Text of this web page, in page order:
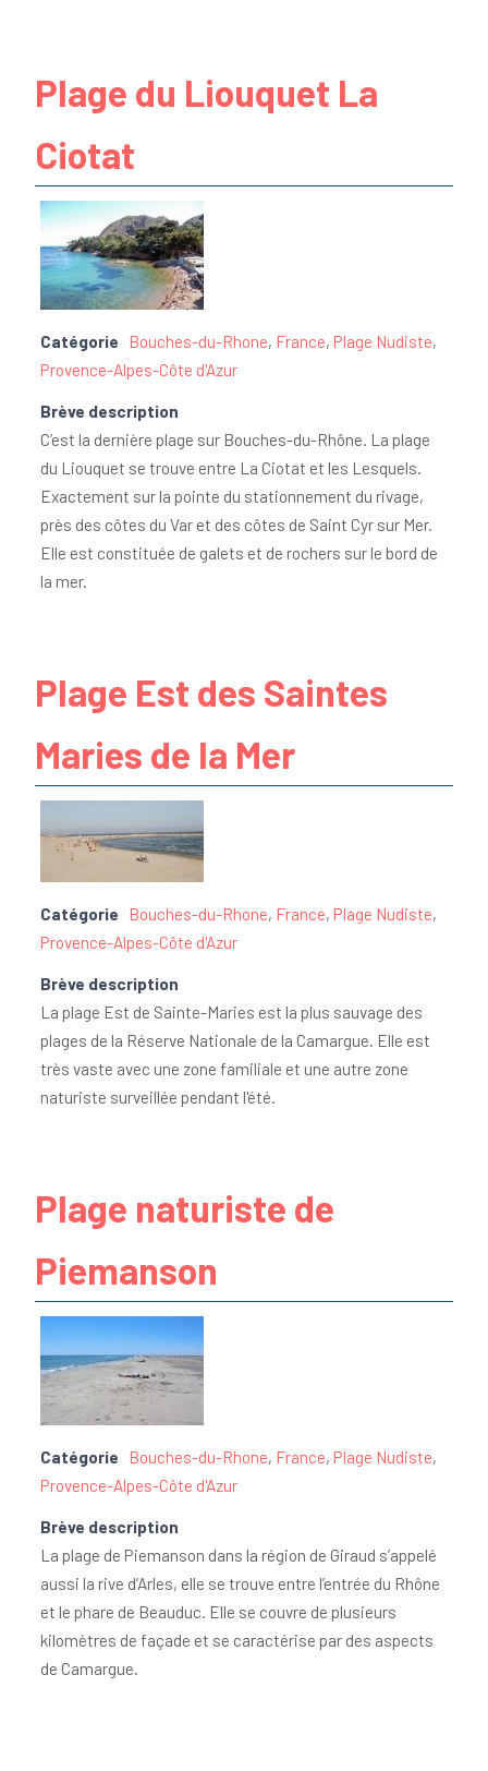
Plage du Liouquet La
Ciotat
Catégorie Bouches-du-Rhone, France, Plage Nudiste,
Provence-Alpes-Côte d'Azur
Brève description
C’est la dernière plage sur Bouches-du-Rhône. La plage
du Liouquet se trouve entre La Ciotat et les Lesquels.
Exactement sur la pointe du stationnement du rivage,
près des côtes du Var et des côtes de Saint Cyr sur Mer.
Elle est constituée de galets et de rochers sur le bord de
la mer.
Plage Est des Saintes
Maries de la Mer
Catégorie Bouches-du-Rhone, France, Plage Nudiste,
Provence-Alpes-Côte d'Azur
Brève description
La plage Est de Sainte-Maries est la plus sauvage des
plages de la Réserve Nationale de la Camargue. Elle est
très vaste avec une zone familiale et une autre zone
naturiste surveillée pendant l'été.
Plage naturiste de
Piemanson
Catégorie Bouches-du-Rhone, France, Plage Nudiste,
Provence-Alpes-Côte d'Azur
Brève description
La plage de Piemanson dans la région de Giraud s’appelé
aussi la rive d’Arles, elle se trouve entre l’entrée du Rhône
et le phare de Beauduc. Elle se couvre de plusieurs
kilomètres de façade et se caractérise par des aspects
de Camargue.